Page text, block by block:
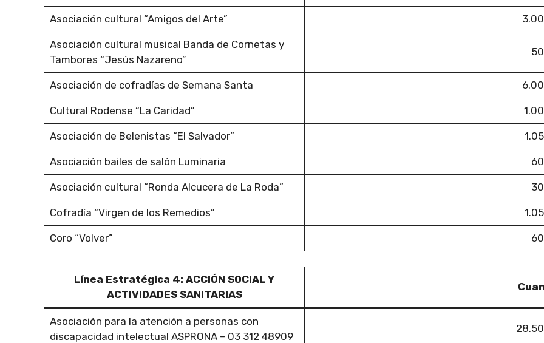
Asociación cultural “Amigos del Arte”
Asociación cultural musical Banda de Cornetas y
Tambores “Jesús Nazareno”
Asociación de cofradías de Semana Santa
Cultural Rodense “La Caridad”
Asociación de Belenistas “El Salvador”
Asociación bailes de salón Luminaria
Asociación cultural “Ronda Alcucera de La Roda”
Cofradía “Virgen de los Remedios”
Coro “Volver”
Línea Estratégica 4: ACCIÓN SOCIAL Y
ACTIVIDADES SANITARIAS
Asociación para la atención a personas con
discapacidad intelectual ASPRONA – 03 312 48909